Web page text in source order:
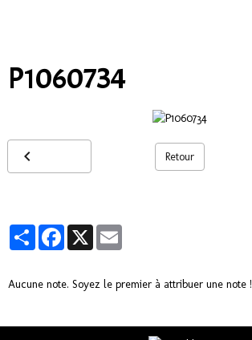
P1060734
Retour
PartagerFacebook
X
Aucune note. Soyez le premier à attribuer une note !